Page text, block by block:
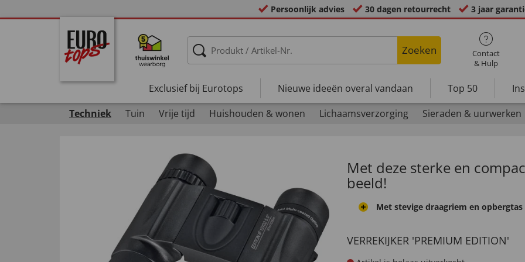
Persoonlijk advies 30 dagen retourrecht 3 jaar
Zoeken
Contact
& Hulp
Exclusief bij Eurotops Nieuwe ideeën overal vandaan Top 50
Techniek
Tuin Vrije tijd Huishouden & wonen Lichaamsverzorging Sieraden & uurwerken
Met deze sterke en
beeld!
Met stevige draagriem en opbergtas
VERREKIJKER 'PREMIUM EDITION'